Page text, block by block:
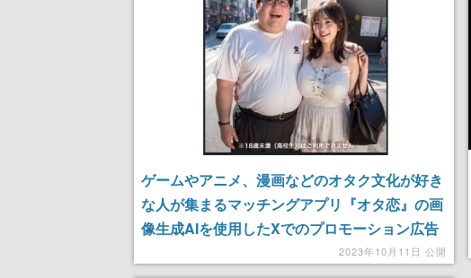
ゲームやアニメ、漫画などのオタク文化が好き
な人が集まるマッチングアプリ『オタ恋』の画
像生成AIを使用したXでのプロモーション広告
が話題に。なぜか公式グッズも販売中2023年10月11日 公開